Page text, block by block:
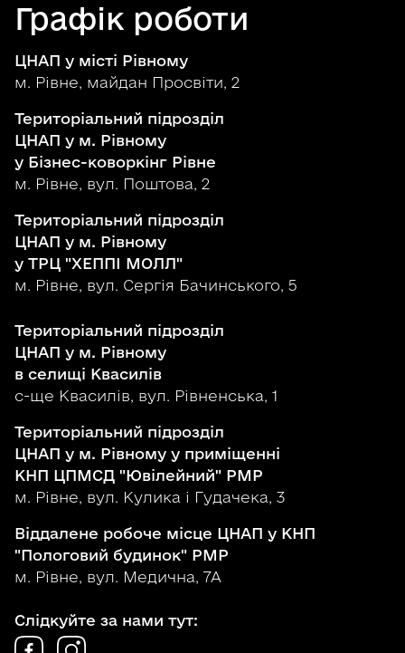
Графік роботи
ЦНАП у місті Рівному
м. Рівне, майдан Просвіти, 2
Територіальний підрозділ
ЦНАП у м. Рівному
у Бізнес-коворкінг Рівне
м. Рівне, вул. Поштова, 2
Територіальний підрозділ
ЦНАП у м. Рівному
у ТРЦ "ХЕППІ МОЛЛ"
м. Рівне, вул. Сергія Бачинського, 5
Територіальний підрозділ
ЦНАП у м. Рівному
в селищі Квасилів
с-ще Квасилів, вул. Рівненська, 1
Територіальний підрозділ
ЦНАП у м. Рівному у приміщенні
КНП ЦПМСД "Ювілейний" РМР
м. Рівне, вул. Кулика і Гудачека, 3
Віддалене робоче місце ЦНАП у КНП
"Пологовий будинок" РМР
м. Рівне, вул. Медична, 7А
Слідкуйте за нами тут: